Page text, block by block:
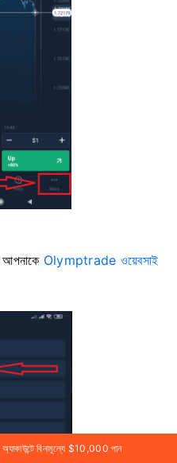
আপনাকে Olymptrade ওয়েবসাই
বিনামূল্যে $10,000 পান